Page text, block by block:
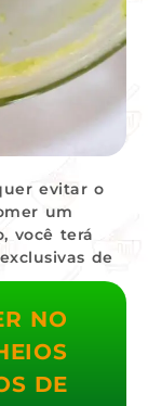
evitar o
um
você terá
de
NO
DE